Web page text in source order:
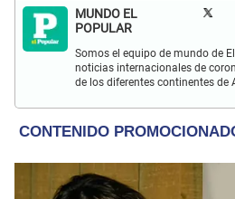
MUNDO EL
POPULAR
Somos el equipo de mundo de
noticias internacionales de
de los diferentes continentes de